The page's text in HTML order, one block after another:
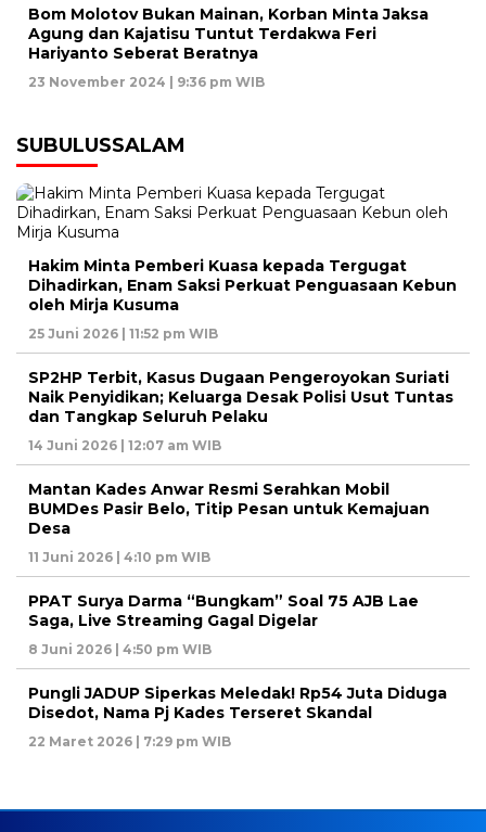
Bom Molotov Bukan Mainan, Korban Minta Jaksa
Agung dan Kajatisu Tuntut Terdakwa Feri
Hariyanto Seberat Beratnya
23 November 2024 | 9:36 pm WIB
SUBULUSSALAM
Hakim Minta Pemberi Kuasa kepada Tergugat
Dihadirkan, Enam Saksi Perkuat Penguasaan Kebun
oleh Mirja Kusuma
25 Juni 2026 | 11:52 pm WIB
SP2HP Terbit, Kasus Dugaan Pengeroyokan Suriati
Naik Penyidikan; Keluarga Desak Polisi Usut Tuntas
dan Tangkap Seluruh Pelaku
14 Juni 2026 | 12:07 am WIB
Mantan Kades Anwar Resmi Serahkan Mobil
BUMDes Pasir Belo, Titip Pesan untuk Kemajuan
Desa
11 Juni 2026 | 4:10 pm WIB
PPAT Surya Darma “Bungkam” Soal 75 AJB Lae
Saga, Live Streaming Gagal Digelar
8 Juni 2026 | 4:50 pm WIB
Pungli JADUP Siperkas Meledak! Rp54 Juta Diduga
Disedot, Nama Pj Kades Terseret Skandal
22 Maret 2026 | 7:29 pm WIB